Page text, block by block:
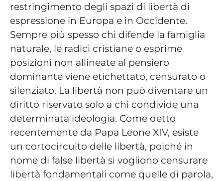
restringimento degli spazi di libertà di
espressione in Europa e in Occidente.
Sempre più spesso chi difende la famiglia
naturale, le radici cristiane o esprime
posizioni non allineate al pensiero
dominante viene etichettato, censurato o
silenziato. La libertà non può diventare un
diritto riservato solo a chi condivide una
determinata ideologia. Come detto
recentemente da Papa Leone XIV, esiste
un cortocircuito delle libertà, poiché in
nome di false libertà si vogliono censurare
libertà fondamentali come quelle di parola,